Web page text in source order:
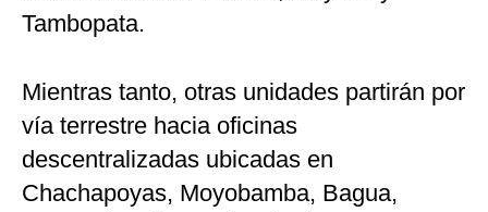
Tambopata.
Mientras tanto, otras unidades partirán por
vía terrestre hacia oficinas
descentralizadas ubicadas en
Chachapoyas, Moyobamba, Bagua,